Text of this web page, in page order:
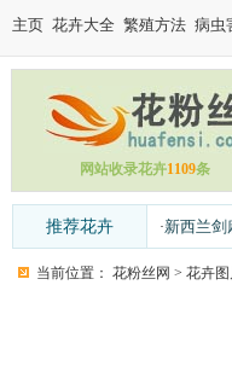
主页 花卉大全 繁殖方法 病虫
网站收录花卉1109条
推荐花卉 ·新西兰剑
当前位置： 花粉丝网 > 花卉